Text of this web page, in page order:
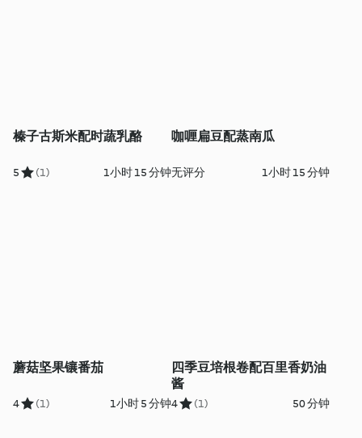
榛子古斯米配时蔬乳酪
5 (1) 1小时 15 分钟
咖喱扁豆配蒸南瓜
无评分 1小时 15 分钟
蘑菇坚果镶番茄
4 (1) 1小时 5 分钟
四季豆培根卷配百里香奶油
酱
4 (1) 50 分钟